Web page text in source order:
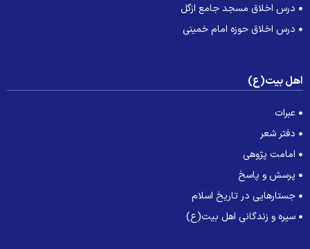
درس اخلاق مسجد جامع ازگل
درس اخلاق حوزه امام خمینی
بیت(ع)
عبرات
دفتر شعر
امامت پژوهی
پرسش و پاسخ
جستارهایی در تاریخ اسلام
سیره و زندگانی اهل بیت(ع)